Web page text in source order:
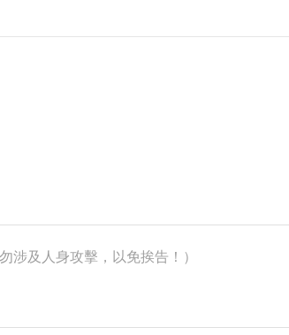
涉及人身攻擊，以免挨告！）